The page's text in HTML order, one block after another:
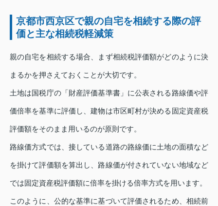
京都市西京区で親の自宅を相続する際の評
価と主な相続税軽減策
親の自宅を相続する場合、まず相続税評価額がどのように決
まるかを押さえておくことが大切です。
土地は国税庁の「財産評価基準書」に公表される路線価や評
価倍率を基準に評価し、建物は市区町村が決める固定資産税
評価額をそのまま用いるのが原則です。
路線価方式では、接している道路の路線価に土地の面積など
を掛けて評価額を算出し、路線価が付されていない地域など
では固定資産税評価額に倍率を掛ける倍率方式を用います。
このように、公的な基準に基づいて評価されるため、相続前